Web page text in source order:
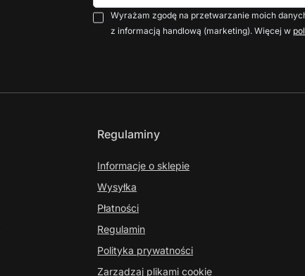
Wyrażam zgodę na przetwarzanie moich
z informacją handlową (marketing). Więcej w
Regulaminy
Informacje o sklepie
Wysyłka
Płatności
Regulamin
Polityka prywatności
Zarządzaj plikami cookie